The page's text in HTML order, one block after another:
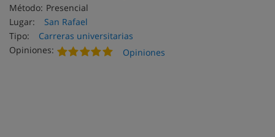
Método: Presencial
Lugar:
San Rafael
Tipo:
Carreras universitarias
Opiniones:
Opiniones